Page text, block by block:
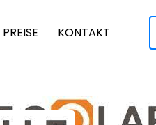
PREISE KONTAKT